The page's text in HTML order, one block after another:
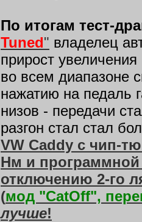
По итогам тест-
Tuned" владелец
прирост
во всем диапазоне
нажатию на педаль
низов - передачи
разгон стал стал
VW Caddy с чип-
Нм и
отключению 2-го
(мод "CatOff",
лучше!